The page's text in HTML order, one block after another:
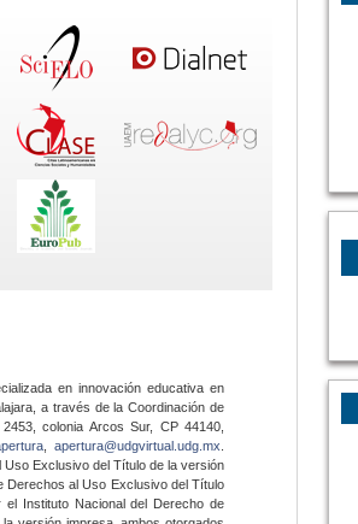
en innovación educativa en
a través de la Coordinación de
colonia Arcos Sur, CP 44140,
apertura@udgvirtual.udg.mx
Exclusivo del Título de la versión
Derechos al Uso Exclusivo del Título
el Instituto Nacional del Derecho de